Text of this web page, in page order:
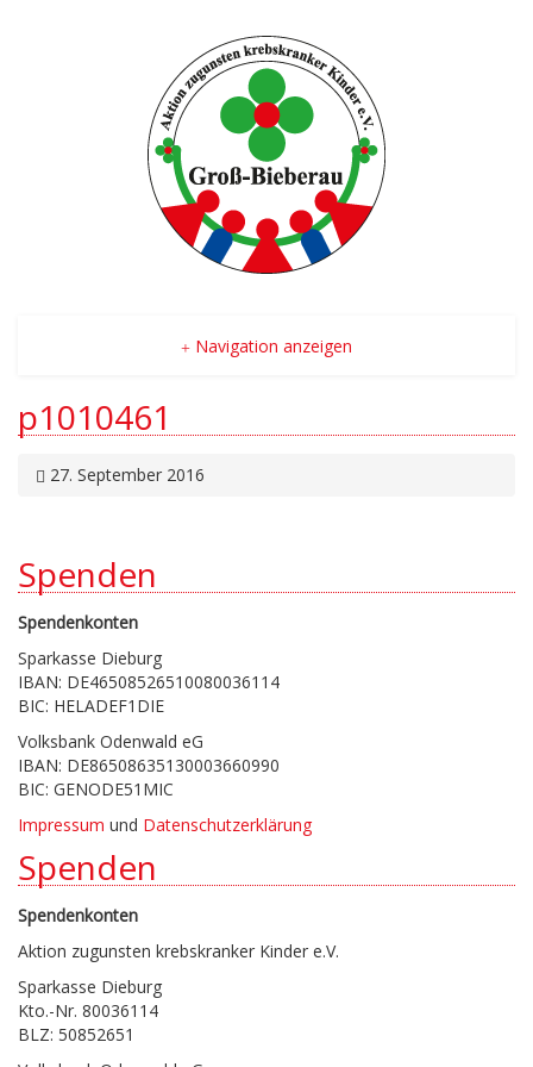
Navigation anzeigen
p1010461
27. September 2016
Spenden
Spendenkonten
Sparkasse Dieburg
IBAN: DE46508526510080036114
BIC: HELADEF1DIE
Volksbank Odenwald eG
IBAN: DE86508635130003660990
BIC: GENODE51MIC
Impressum und Datenschutzerklärung
Spenden
Spendenkonten
Aktion zugunsten krebskranker Kinder e.V.
Sparkasse Dieburg
Kto.-Nr. 80036114
BLZ: 50852651